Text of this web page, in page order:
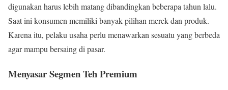
digunakan harus lebih matang dibandingkan beberapa tahun lalu.
Saat ini konsumen memiliki banyak pilihan merek dan produk.
Karena itu, pelaku usaha perlu menawarkan sesuatu yang berbeda
agar mampu bersaing di pasar.
Menyasar Segmen Teh Premium